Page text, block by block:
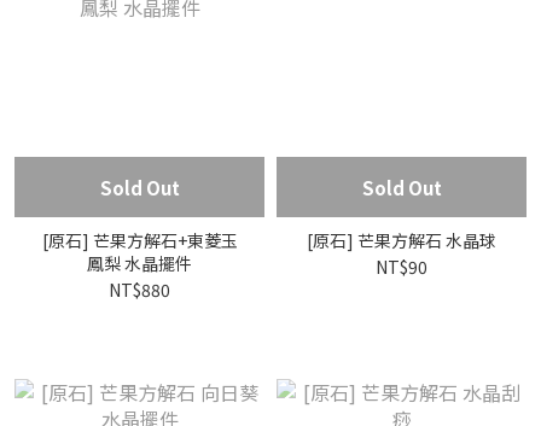
Sold Out
[原石] 芒果方解石+東菱玉
鳳梨 水晶擺件
NT$880
Sold Out
[原石] 芒果方解石 水晶球
NT$90